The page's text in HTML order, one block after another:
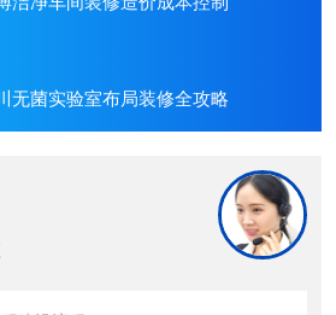
无菌实验室布局装修全攻略